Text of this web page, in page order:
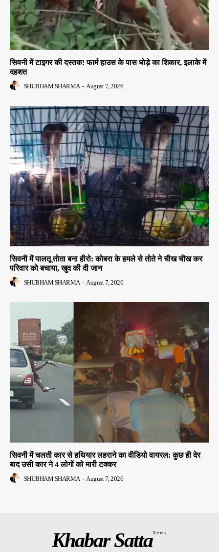
सिवनी में टाइगर की दस्तक! फार्म हाउस के पास घोड़े का शिकार, इलाके में
दहशत
SHUBHAM SHARMA - August 7, 2026
सिवनी में पालतू तोता बना हीरो: कोबरा के हमले से तोते ने चीख चीख कर
परिवार को बचाया, खुद की दी जान
SHUBHAM SHARMA - August 7, 2026
सिवनी में चलती कार से हथियार लहराने का वीडियो वायरल: कुछ ही देर
बाद उसी कार ने 4 लोगों को मारी टक्कर
SHUBHAM SHARMA - August 7, 2026
Khabar SattaNews